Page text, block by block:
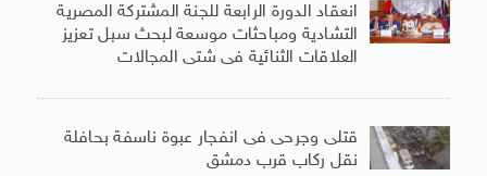
انعقاد الدورة الرابعة للجنة المشتركة المصرية
التشادية ومباحثات موسعة لبحث سبل تعزيز
العلاقات الثنائية فى شتى المجالات
قتلى وجرحى فى انفجار عبوة ناسفة بحافلة
نقل ركاب قرب دمشق